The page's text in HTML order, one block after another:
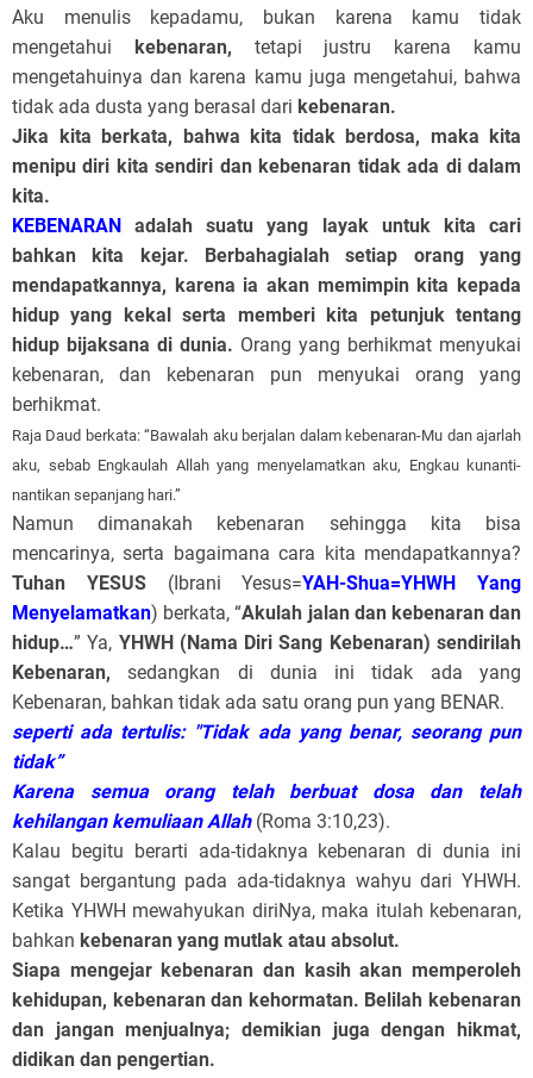
Aku menulis kepadamu, bukan karena kamu tidak
mengetahui kebenaran, tetapi justru karena kamu
mengetahuinya dan karena kamu juga mengetahui, bahwa
tidak ada dusta yang berasal dari kebenaran.
Jika kita berkata, bahwa kita tidak berdosa, maka kita
menipu diri kita sendiri dan kebenaran tidak ada di dalam
kita.
KEBENARANadalah suatu yang layak untuk kita cari
bahkan kita kejar. Berbahagialah setiap orang yang
mendapatkannya, karena ia akan memimpin kita kepada
hidup yang kekal serta memberi kita petunjuk tentang
hidup bijaksana di dunia. Orang yang berhikmat menyukai
kebenaran, dan kebenaran pun menyukai orang yang
berhikmat.
Raja Daud berkata: “Bawalah aku berjalan dalam kebenaran-Mu dan ajarlah
aku, sebab Engkaulah Allah yang menyelamatkan aku, Engkau kunanti-
nantikan sepanjang hari.”
Namun dimanakah kebenaran sehingga kita bisa
mencarinya, serta bagaimana cara kita mendapatkannya?
Tuhan YESUS(Ibrani Yesus=YAH-Shua=YHWH Yang
Menyelamatkan) berkata, “Akulah jalan dan kebenaran dan
hidup…” Ya, YHWH (Nama Diri Sang Kebenaran) sendirilah
Kebenaran, sedangkan di dunia ini tidak ada yang
Kebenaran, bahkan tidak ada satu orang pun yang BENAR.
seperti ada tertulis: "Tidak ada yang benar, seorang pun
tidak”
Karena semua orang telah berbuat dosa dan telah
kehilangan kemuliaan Allah(Roma 3:10,23).
Kalau begitu berarti ada-tidaknya kebenaran di dunia ini
sangat bergantung pada ada-tidaknya wahyu dari YHWH.
Ketika YHWH mewahyukan diriNya, maka itulah kebenaran,
bahkan kebenaran yang mutlak atau absolut.
Siapa mengejar kebenaran dan kasih akan memperoleh
kehidupan, kebenaran dan kehormatan. Belilah kebenaran
dan jangan menjualnya; demikian juga dengan hikmat,
didikan dan pengertian.